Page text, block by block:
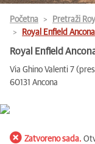
Početna Pretraži
Royal Enfield Ancona
Royal Enfield
Via Ghino Valenti 7
60131 Ancona
Zatvoreno sada.